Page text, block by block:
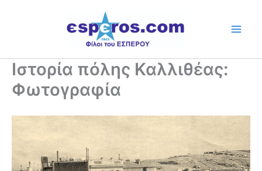
Ιστορία πόλης Καλλιθέας:
Φωτογραφία